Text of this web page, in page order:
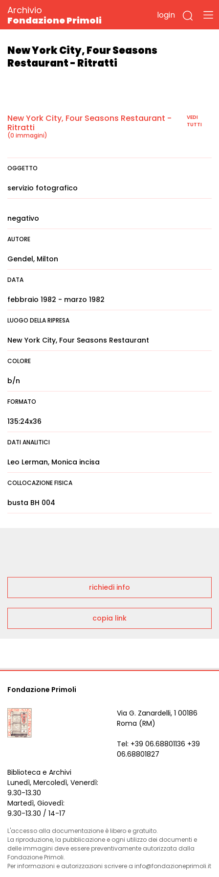
Archivio
Fondazione Primoli
login
New York City, Four Seasons
Restaurant - Ritratti
New York City, Four Seasons Restaurant -
Ritratti
(0 immagini)
VEDI
TUTTI
OGGETTO
servizio fotografico
negativo
AUTORE
Gendel, Milton
DATA
febbraio 1982 - marzo 1982
LUOGO DELLA RIPRESA
New York City, Four Seasons Restaurant
COLORE
b/n
FORMATO
135:24x36
DATI ANALITICI
Leo Lerman, Monica incisa
COLLOCAZIONE FISICA
busta BH 004
richiedi info
copia link
Fondazione Primoli
Via G. Zanardelli, 1 00186
Roma (RM)
Tel: +39 06.68801136 +39
06.68801827
Biblioteca e Archivi
Lunedì, Mercoledì, Venerdì:
9.30-13.30
Martedì, Giovedì:
9.30-13.30 / 14-17
L'accesso alla documentazione è libero e gratuito.
La riproduzione, la pubblicazione e ogni utilizzo dei documenti e
delle immagini deve essere preventivamente autorizzata dalla
Fondazione Primoli.
Per informazioni e autorizzazioni scrivere a info@fondazioneprimoli.it